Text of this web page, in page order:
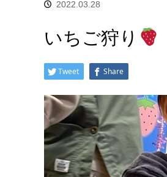
2022.03.28
いちご狩り
Tweet Share